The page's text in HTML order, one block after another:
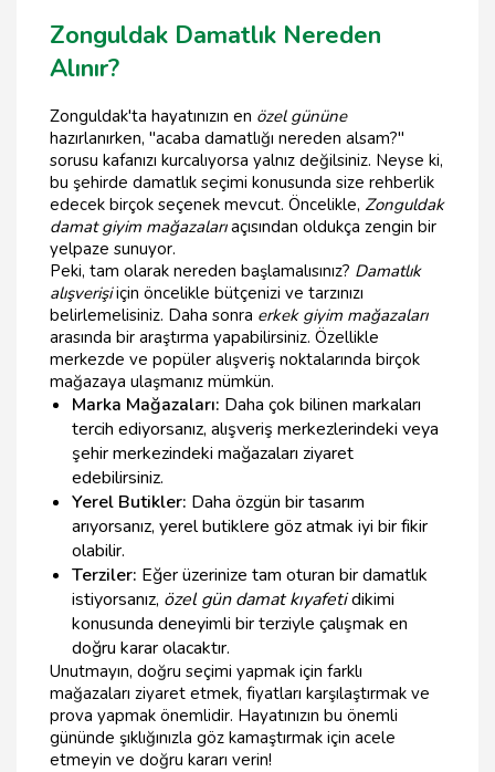
Zonguldak Damatlık Nereden
Alınır?
Zonguldak'ta hayatınızın en özel gününe
hazırlanırken, "acaba damatlığı nereden alsam?"
sorusu kafanızı kurcalıyorsa yalnız değilsiniz. Neyse ki,
bu şehirde damatlık seçimi konusunda size rehberlik
edecek birçok seçenek mevcut. Öncelikle, Zonguldak
damat giyim mağazalarıaçısından oldukça zengin bir
yelpaze sunuyor.
Peki, tam olarak nereden başlamalısınız? Damatlık
alışverişiiçin öncelikle bütçenizi ve tarzınızı
belirlemelisiniz. Daha sonra erkek giyim mağazaları
arasında bir araştırma yapabilirsiniz. Özellikle
merkezde ve popüler alışveriş noktalarında birçok
mağazaya ulaşmanız mümkün.
Marka Mağazaları: Daha çok bilinen markaları
tercih ediyorsanız, alışveriş merkezlerindeki veya
şehir merkezindeki mağazaları ziyaret
edebilirsiniz.
Yerel Butikler: Daha özgün bir tasarım
arıyorsanız, yerel butiklere göz atmak iyi bir fikir
olabilir.
Terziler: Eğer üzerinize tam oturan bir damatlık
istiyorsanız, özel gün damat kıyafetidikimi
konusunda deneyimli bir terziyle çalışmak en
doğru karar olacaktır.
Unutmayın, doğru seçimi yapmak için farklı
mağazaları ziyaret etmek, fiyatları karşılaştırmak ve
prova yapmak önemlidir. Hayatınızın bu önemli
gününde şıklığınızla göz kamaştırmak için acele
etmeyin ve doğru kararı verin!